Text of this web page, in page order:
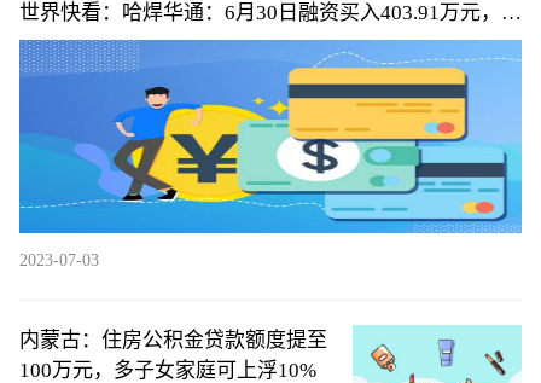
世界快看：哈焊华通：6月30日融资买入403.91万元，融
资融券余额3836万元
2023-07-03
内蒙古：住房公积金贷款额度提至
100万元，多子女家庭可上浮10%